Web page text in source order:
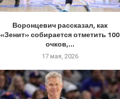
Воронцевич рассказал, как
«Зенит» собирается отметить 100
очков,...
17 мая, 2026